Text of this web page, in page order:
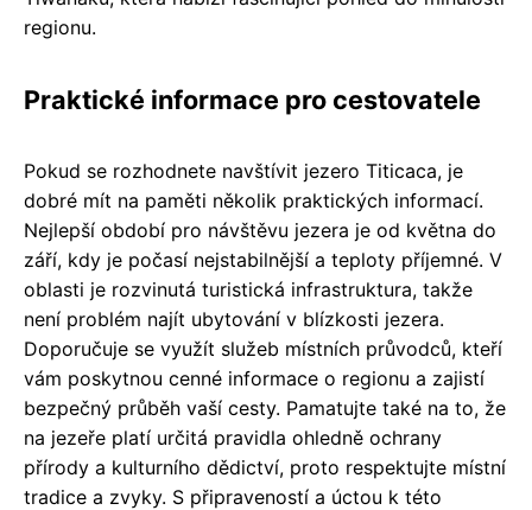
regionu.
Praktické informace pro cestovatele
Pokud se rozhodnete navštívit jezero Titicaca, je
dobré mít na paměti několik praktických informací.
Nejlepší období pro návštěvu jezera je od května do
září, kdy je počasí nejstabilnější a teploty příjemné. V
oblasti je rozvinutá turistická infrastruktura, takže
není problém najít ubytování v blízkosti jezera.
Doporučuje se využít služeb místních průvodců, kteří
vám poskytnou cenné informace o regionu a zajistí
bezpečný průběh vaší cesty. Pamatujte také na to, že
na jezeře platí určitá pravidla ohledně ochrany
přírody a kulturního dědictví, proto respektujte místní
tradice a zvyky. S připraveností a úctou k této